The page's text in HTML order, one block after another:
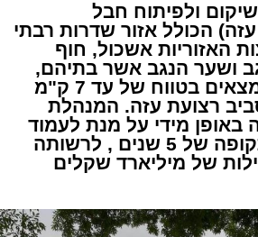
ולפיתוח חבל
הכולל אזור שדרות רבתי
האזוריות אשכול, חוף
ושער הנגב אשר בתיהם,
כולם או חלקם נמצאים בטווח של עד 7 ק"מ
רצועת עזה. המנהלת
באופן מידי על מנת לעמוד
במשימתה ועד תקופה של 5 שנים , לרשותה
של מיליארד שקלים